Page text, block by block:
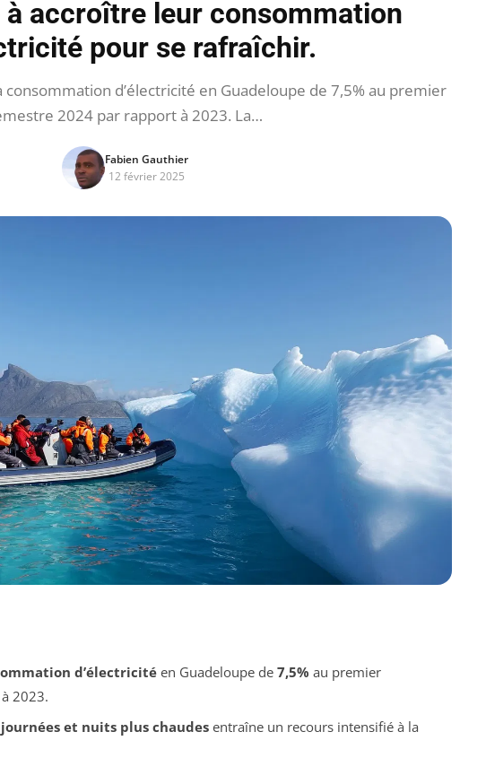
à accroître leur consommation
pour se rafraîchir.
consommation d’électricité en Guadeloupe de 7,5% au premier
2024 par rapport à 2023. La…
Fabien Gauthier
12 février 2025
d’électricitéen Guadeloupe de 7,5% au premier
2023.
et nuits plus chaudesentraîne un recours intensifié à la